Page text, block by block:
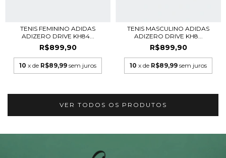
TENIS FEMININO ADIDAS
ADIZERO DRIVE KH84...
R$899,90
10 x de R$89,99 sem juros
TENIS MASCULINO ADIDAS
ADIZERO DRIVE KH8...
R$899,90
10 x de R$89,99 sem juros
VER TODOS OS PRODUTOS